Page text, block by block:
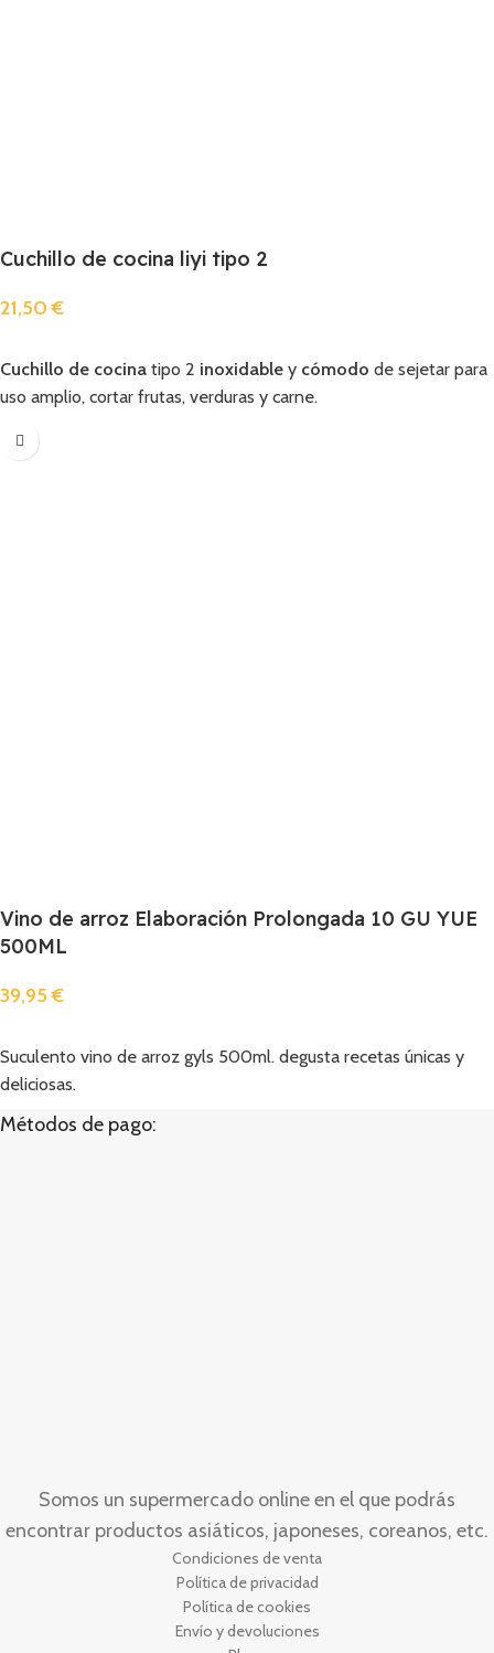
Cuchillo de cocina liyi tipo 2
21,50€
Cuchillo de cocina tipo 2 inoxidable y cómodo de sejetar para
uso amplio, cortar frutas, verduras y carne.
Vino de arroz Elaboración Prolongada 10 GU YUE
500ML
39,95€
Suculento vino de arroz gyls 500ml. degusta recetas únicas y
deliciosas.
Métodos de pago:
Somos un supermercado online en el que podrás
encontrar productos asiáticos, japoneses, coreanos, etc.
Condiciones de venta
Política de privacidad
Política de cookies
Envío y devoluciones